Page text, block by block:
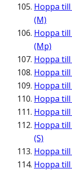
Hoppa till
(M)
Hoppa till
(Mp)
Hoppa till
Hoppa till
Hoppa till
Hoppa till
Hoppa till
Hoppa till
(S)
Hoppa till
Hoppa till